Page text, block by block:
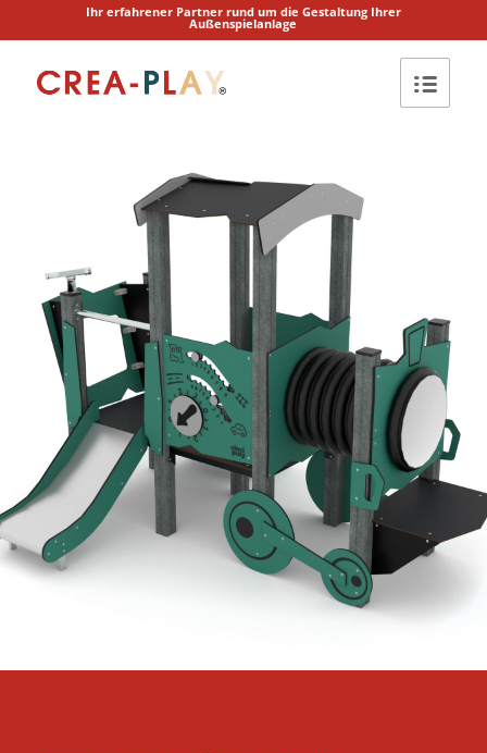
Ihr erfahrener Partner rund um die Gestaltung Ihrer
Außenspielanlage